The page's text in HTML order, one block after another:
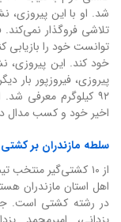
شد. او با این پیروزی،
تلاشی فروگذار نمی‌کند.
توانست خود را بازیابی
خود کند. این پیروزی،
پیروزی، فیروزپور بار
۹۲ کیلوگرم معرفی
اخیر خود و کسب مدال
سلطه مازندران بر کشتی
اهل استان مازندران
در رشته کشتی است.